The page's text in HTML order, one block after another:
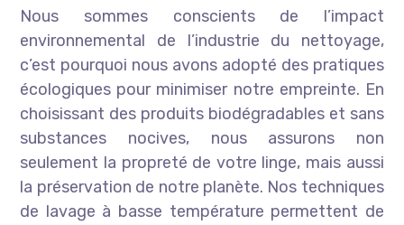
Nous sommes conscients de l’impact
environnemental de l’industrie du nettoyage,
c’est pourquoi nous avons adopté des pratiques
écologiques pour minimiser notre empreinte. En
choisissant des produits biodégradables et sans
substances nocives, nous assurons non
seulement la propreté de votre linge, mais aussi
la préservation de notre planète. Nos techniques
de lavage à basse température permettent de